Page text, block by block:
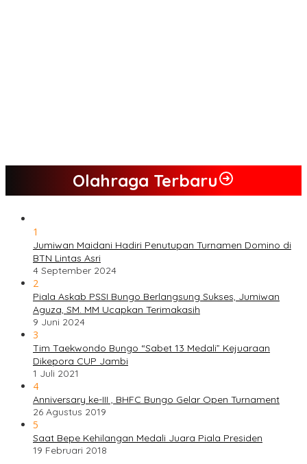
Olahraga Terbaru
1
Jumiwan Maidani Hadiri Penutupan Turnamen Domino di
BTN Lintas Asri
4 September 2024
2
Piala Askab PSSI Bungo Berlangsung Sukses, Jumiwan
Aguza, SM. MM Ucapkan Terimakasih
9 Juni 2024
3
Tim Taekwondo Bungo “Sabet 13 Medali” Kejuaraan
Dikepora CUP Jambi
1 Juli 2021
4
Anniversary ke-III , BHFC Bungo Gelar Open Turnament
26 Agustus 2019
5
Saat Bepe Kehilangan Medali Juara Piala Presiden
19 Februari 2018